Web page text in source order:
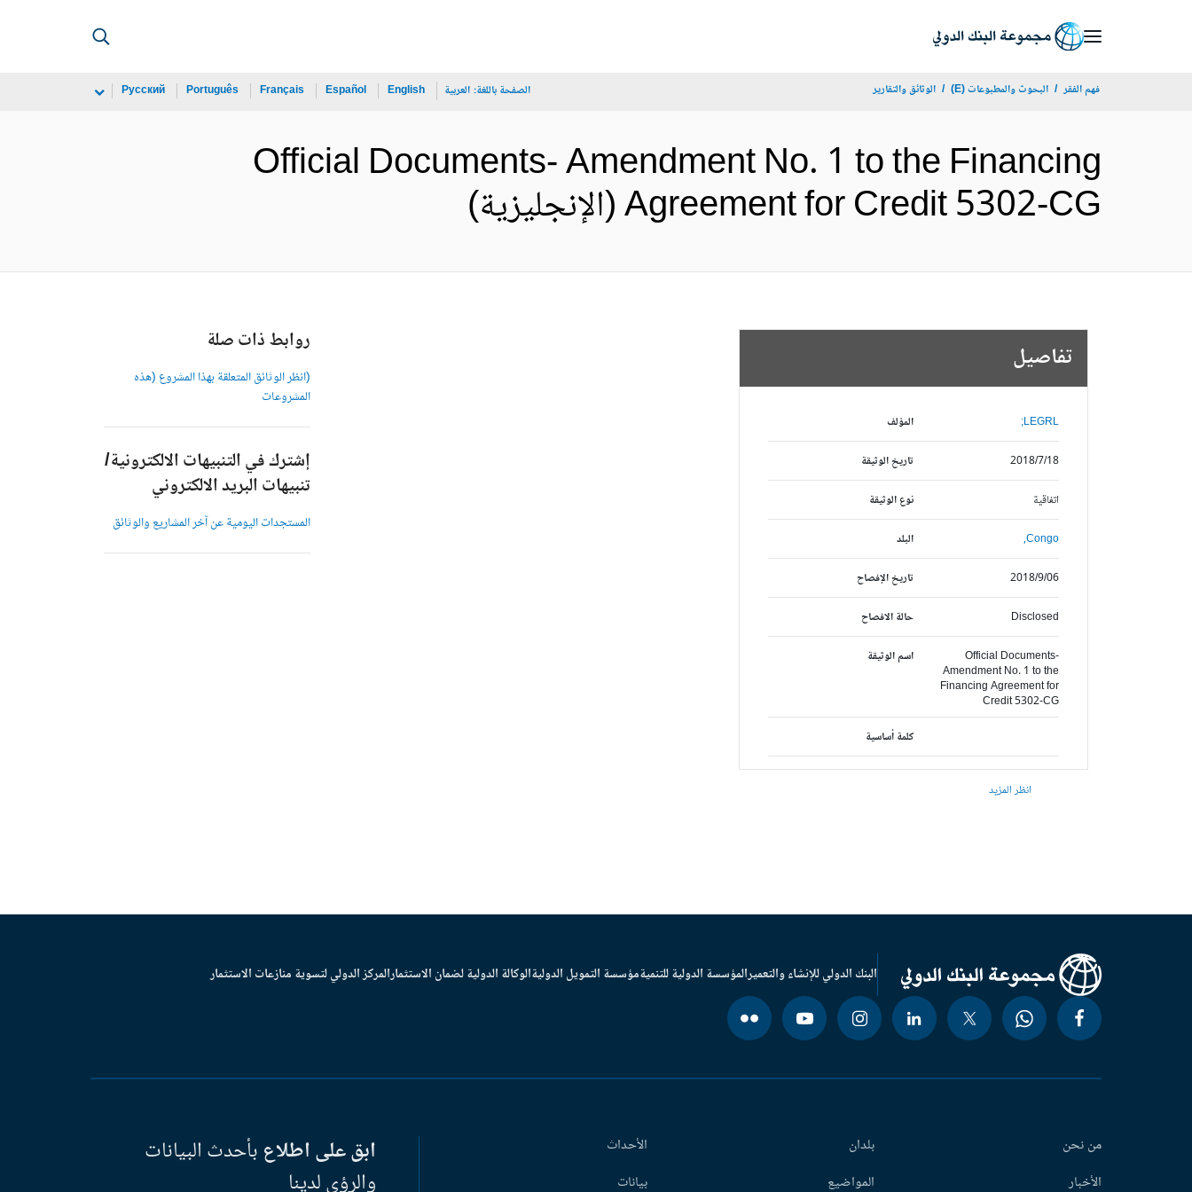
فهم الفقر البحوث والمطبوعات (E) الوثائق والتقارير الصفحة باللغة: العربية English
Español
Français
Português
Русский
Official Documents- Amendment No. 1 to the Financing
Agreement for Credit 5302-CG (الإنجليزية)
تفاصيل
المؤلف LEGRL;
تاريخ الوثيقة 2018/7/18
نوع الوثيقة اتفاقية
البلد Congo,
تاريخ الإفصاح 2018/9/06
حالة الافصاح Disclosed
اسم الوثيقة
Official Documents-
Amendment No. 1 to the
Financing Agreement for
Credit 5302-CG
كلمة أساسية
انظر المزيد
روابط ذات صلة
(انظر الوثائق المتعلقة بهذا المشروع (هذه
المشروعات
إشترك في التنبيهات الالكترونية/
تنبيهات البريد الالكتروني
المستجدات اليومية عن آخر المشاريع والوثائق
البنك الدولي للإنشاء والتعميرالمؤسسة الدولية للتنميةمؤسسة التمويل الدوليةالوكالة الدولية لضمان الاستثمارالمركز الدولي لتسوية منازعات الاستثمار
من نحن
الأخبار
بلدان
المواضيع
الأحداث
بيانات
ابق على اطلاعبأحدث البيانات
والرؤى لدينا